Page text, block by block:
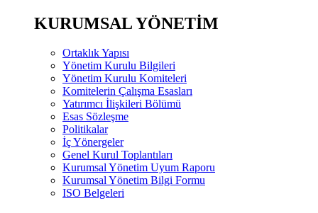
KURUMSAL YÖNETİM
Ortaklık Yapısı
Yönetim Kurulu Bilgileri
Yönetim Kurulu Komiteleri
Komitelerin Çalışma Esasları
Yatırımcı İlişkileri Bölümü
Esas Sözleşme
Politikalar
İç Yönergeler
Genel Kurul Toplantıları
Kurumsal Yönetim Uyum Raporu
Kurumsal Yönetim Bilgi Formu
ISO Belgeleri